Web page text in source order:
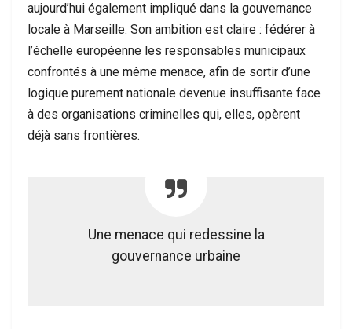
aujourd’hui également impliqué dans la gouvernance
locale à Marseille. Son ambition est claire : fédérer à
l’échelle européenne les responsables municipaux
confrontés à une même menace, afin de sortir d’une
logique purement nationale devenue insuffisante face
à des organisations criminelles qui, elles, opèrent
déjà sans frontières.
Une menace qui redessine la
gouvernance urbaine